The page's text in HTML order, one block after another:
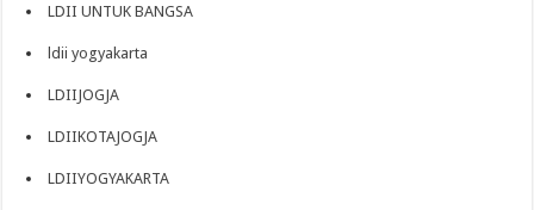
LDII UNTUK BANGSA
ldii yogyakarta
LDIIJOGJA
LDIIKOTAJOGJA
LDIIYOGYAKARTA